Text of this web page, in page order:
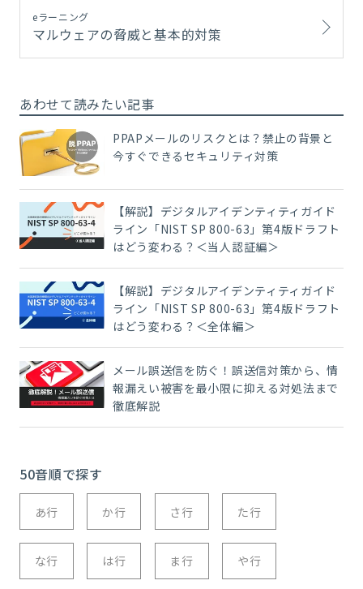
eラーニング
マルウェアの脅威と基本的対策
あわせて読みたい記事
PPAPメールのリスクとは？禁止の背景と
今すぐできるセキュリティ対策
【解説】デジタルアイデンティティガイド
ライン「NIST SP 800-63」第4版ドラフト
はどう変わる？＜当人認証編＞
【解説】デジタルアイデンティティガイド
ライン「NIST SP 800-63」第4版ドラフト
はどう変わる？＜全体編＞
メール誤送信を防ぐ！誤送信対策から、情
報漏えい被害を最小限に抑える対処法まで
徹底解説
50音順で探す
あ行 か行 さ行 た行
な行 は行 ま行 や行